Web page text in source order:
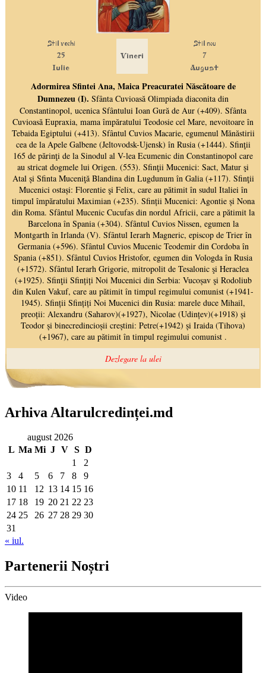
Arhiva Altarulcredinței.md
august 2026
L Ma Mi J V S D
1
2
3
4 5 6 7 8
9
10 11 12 13 14 15 16
17 18 19 20 21 22 23
24 25 26 27 28 29 30
31
« iul.
Partenerii Noștri
Video